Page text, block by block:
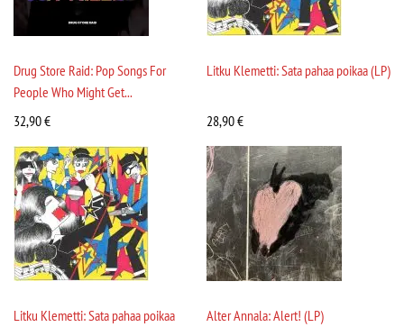
Drug Store Raid: Pop Songs For
People Who Might Get...
32,90€
Litku Klemetti: Sata pahaa poikaa (LP)
28,90€
Litku Klemetti: Sata pahaa poikaa
Alter Annala: Alert! (LP)